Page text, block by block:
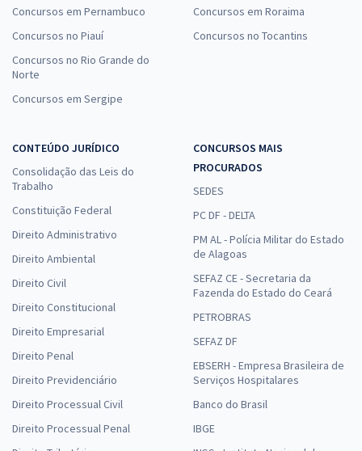
Concursos em Pernambuco
Concursos no Piauí
Concursos no Rio Grande do
Norte
Concursos em Sergipe
Concursos em Roraima
Concursos no Tocantins
CONTEÚDO JURÍDICO
Consolidação das Leis do
Trabalho
Constituição Federal
Direito Administrativo
Direito Ambiental
Direito Civil
Direito Constitucional
Direito Empresarial
Direito Penal
Direito Previdenciário
Direito Processual Civil
Direito Processual Penal
CONCURSOS MAIS
PROCURADOS
SEDES
PC DF - DELTA
PM AL - Polícia Militar do Estado
de Alagoas
SEFAZ CE - Secretaria da
Fazenda do Estado do Ceará
PETROBRAS
SEFAZ DF
EBSERH - Empresa Brasileira de
Serviços Hospitalares
Banco do Brasil
IBGE